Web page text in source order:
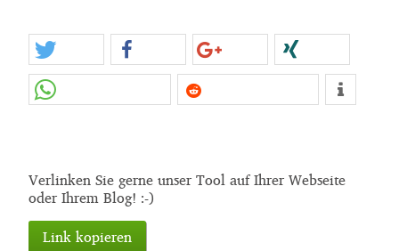
Verlinken Sie gerne unser Tool auf Ihrer Webseite
oder Ihrem Blog! :-)
Link kopieren